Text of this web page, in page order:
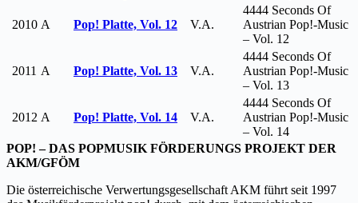
2010 A Pop! Platte, Vol. 12 V.A.
4444 Seconds Of
Austrian Pop!-Music
– Vol. 12
2011 A Pop! Platte, Vol. 13 V.A.
4444 Seconds Of
Austrian Pop!-Music
– Vol. 13
2012 A Pop! Platte, Vol. 14 V.A.
4444 Seconds Of
Austrian Pop!-Music
– Vol. 14
POP! – DAS POPMUSIK FÖRDERUNGS PROJEKT DER
AKM/GFÖM
Die österreichische Verwertungsgesellschaft AKM führt seit 1997